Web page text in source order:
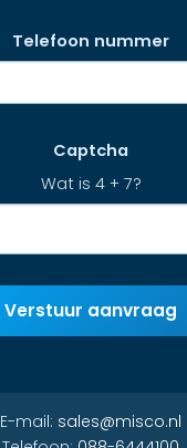
Telefoon nummer
Captcha
Wat is 4 + 7?
Verstuur aanvraag
E-mail: sales@misco.nl